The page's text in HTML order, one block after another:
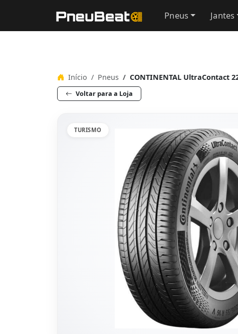
Pneus Jantes
Início Pneus CONTINENTAL UltraContact
Voltar para a Loja
TURISMO